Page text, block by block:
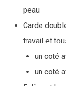
peau
Carde
travail et
un coté
un coté